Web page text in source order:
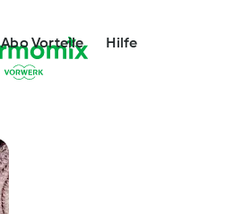
Abo Vorteile Hilfe